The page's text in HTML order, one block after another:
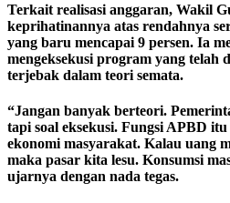
Terkait realisasi anggaran, Wakil
keprihatinannya atas rendahnya
yang baru mencapai 9 persen. Ia
mengeksekusi program yang telah
terjebak dalam teori semata.
“Jangan banyak berteori.
tapi soal eksekusi. Fungsi APBD
ekonomi masyarakat. Kalau uang
maka pasar kita lesu. Konsumsi
ujarnya dengan nada tegas.